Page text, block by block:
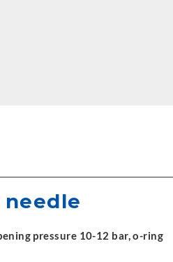
pressure 10-12 bar, o-ring